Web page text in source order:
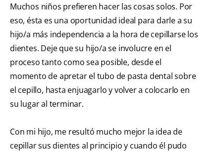
Muchos niños prefieren hacer las cosas solos. Por
eso, ésta es una oportunidad ideal para darle a su
hijo/a más independencia a la hora de cepillarse los
dientes. Deje que su hijo/a se involucre en el
proceso tanto como sea posible, desde el
momento de apretar el tubo de pasta dental sobre
el cepillo, hasta enjuagarlo y volver a colocarlo en
su lugar al terminar.
Con mi hijo, me resultó mucho mejor la idea de
cepillar sus dientes al principio y cuando él pudo